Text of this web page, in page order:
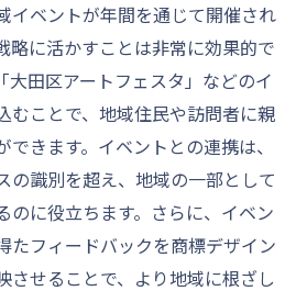
イベントが年間を通じて開催され
略に活かすことは非常に効果的で
大田区アートフェスタ」などのイ
むことで、地域住民や訪問者に親
できます。イベントとの連携は、
の識別を超え、地域の一部として
のに役立ちます。さらに、イベン
たフィードバックを商標デザイン
させることで、より地域に根ざし